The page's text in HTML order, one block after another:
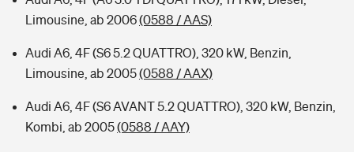
Limousine, ab 2006(0588 / AAS)
Audi A6, 4F (S6 5.2 QUATTRO), 320 kW, Benzin,
Limousine, ab 2005(0588 / AAX)
Audi A6, 4F (S6 AVANT 5.2 QUATTRO), 320 kW, Benzin,
Kombi, ab 2005(0588 / AAY)